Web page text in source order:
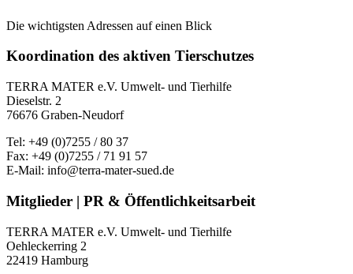
Die wichtigsten Adressen auf einen Blick
Koordination des aktiven Tierschutzes
TERRA MATER e.V. Umwelt- und Tierhilfe
Dieselstr. 2
76676 Graben-Neudorf
Tel: +49 (0)7255 / 80 37
Fax: +49 (0)7255 / 71 91 57
E-Mail: info@terra-mater-sued.de
Mitglieder | PR & Öffentlichkeitsarbeit
TERRA MATER e.V. Umwelt- und Tierhilfe
Oehleckerring 2
22419 Hamburg